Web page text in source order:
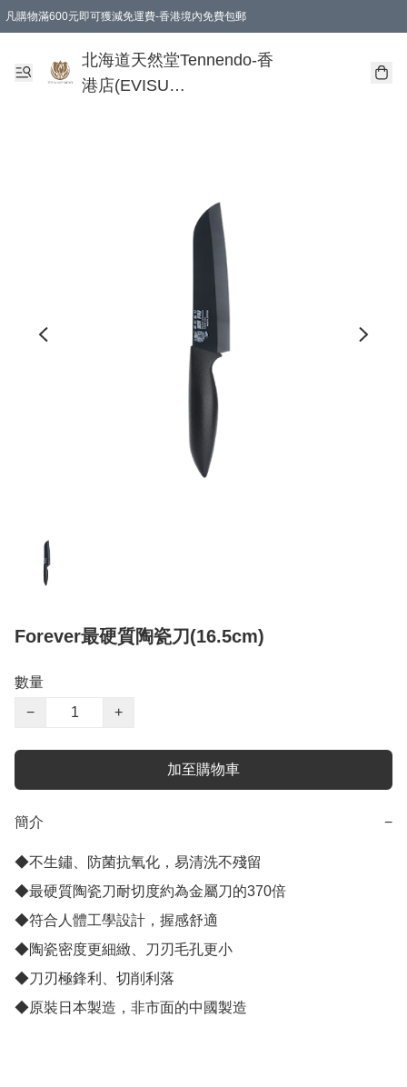
凡購物滿600元即可獲減免運費-香港境內免費包郵
北海道天然堂Tennendo-香
港店(EVISU
Forever最硬質陶瓷刀(16.5cm)
數量
−
+
加至購物車
簡介 −
◆不生鏽、防菌抗氧化，易清洗不殘留
◆最硬質陶瓷刀耐切度約為金屬刀的370倍
◆符合人體工學設計，握感舒適
◆陶瓷密度更細緻、刀刃毛孔更小
◆刀刃極鋒利、切削利落
◆原裝日本製造，非市面的中國製造